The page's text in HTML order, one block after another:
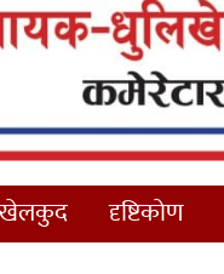
खेलकुद दृष्टिकोण